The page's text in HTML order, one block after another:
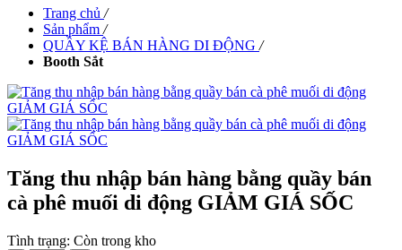
Trang chủ /
Sản phẩm /
QUẦY KỆ BÁN HÀNG DI ĐỘNG /
Booth Sắt
Tăng thu nhập bán hàng bằng quầy bán
cà phê muối di động GIẢM GIÁ SỐC
Tình trạng: Còn trong kho